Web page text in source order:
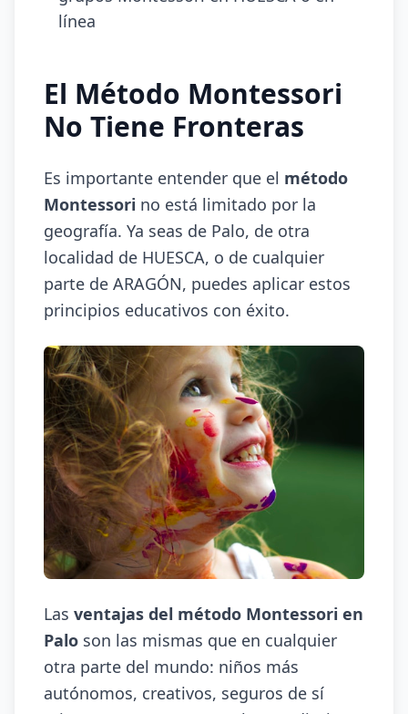
línea
El Método Montessori
No Tiene Fronteras
Es importante entender que el método
Montessori no está limitado por la
geografía. Ya seas de Palo, de otra
localidad de HUESCA, o de cualquier
parte de ARAGÓN, puedes aplicar estos
principios educativos con éxito.
Las ventajas del método Montessori en
Palo son las mismas que en cualquier
otra parte del mundo: niños más
autónomos, creativos, seguros de sí